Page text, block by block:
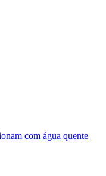
com água quente